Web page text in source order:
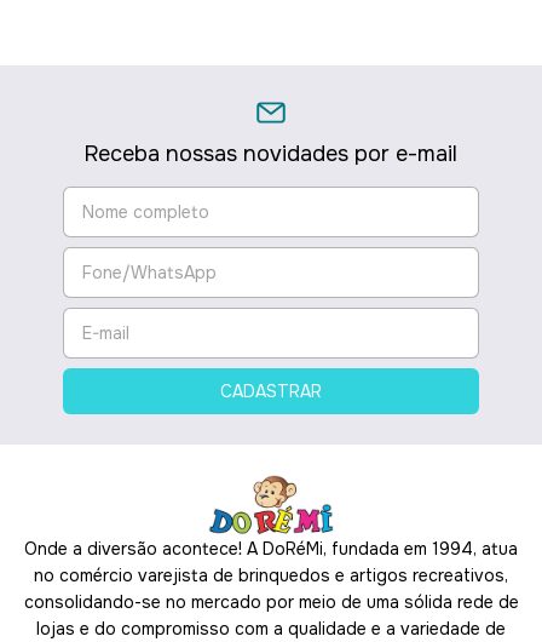
Receba nossas novidades por e-mail
Onde a diversão acontece! A DoRéMi, fundada em 1994, atua
no comércio varejista de brinquedos e artigos recreativos,
consolidando-se no mercado por meio de uma sólida rede de
lojas e do compromisso com a qualidade e a variedade de